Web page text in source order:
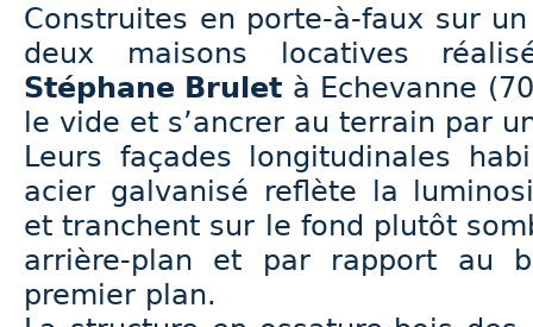
Construites en porte-à-faux sur
deux maisons locatives
Stéphane Brulet à Echevanne
le vide et s’ancrer au terrain par
Leurs façades longitudinales
acier galvanisé reflète la
et tranchent sur le fond plutôt
arrière-plan et par rapport au
premier plan.